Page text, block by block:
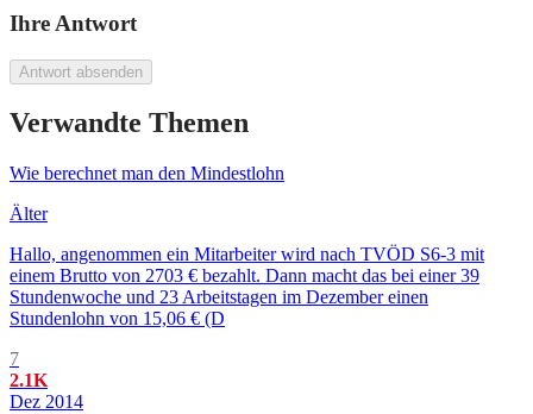
Ihre Antwort
Antwort absenden
Verwandte Themen
Wie berechnet man den Mindestlohn
Älter
Hallo, angenommen ein Mitarbeiter wird nach TVÖD S6-3 mit
einem Brutto von 2703 € bezahlt. Dann macht das bei einer 39
Stundenwoche und 23 Arbeitstagen im Dezember einen
Stundenlohn von 15,06 € (D
7
2.1K
Dez 2014